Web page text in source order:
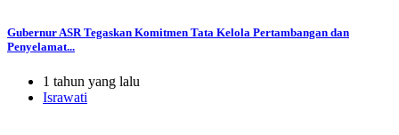
Gubernur ASR Tegaskan Komitmen Tata Kelola Pertambangan dan
Penyelamat...
1 tahun yang lalu
Israwati